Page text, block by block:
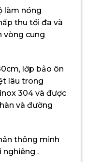
làm nóng
thu tối đa và
vòng cung
lớp bảo ôn
lâu trong
304 và được
và đường
thông minh
nghiêng .